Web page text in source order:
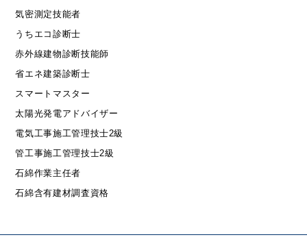
気密測定技能者
うちエコ診断士
赤外線建物診断技能師
省エネ建築診断士
スマートマスター
太陽光発電アドバイザー
電気工事施工管理技士2級
管工事施工管理技士2級
石綿作業主任者
石綿含有建材調査資格